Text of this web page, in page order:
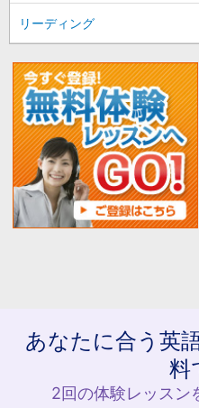
リーディング
あなたに合う英
料
2回の体験レッスン